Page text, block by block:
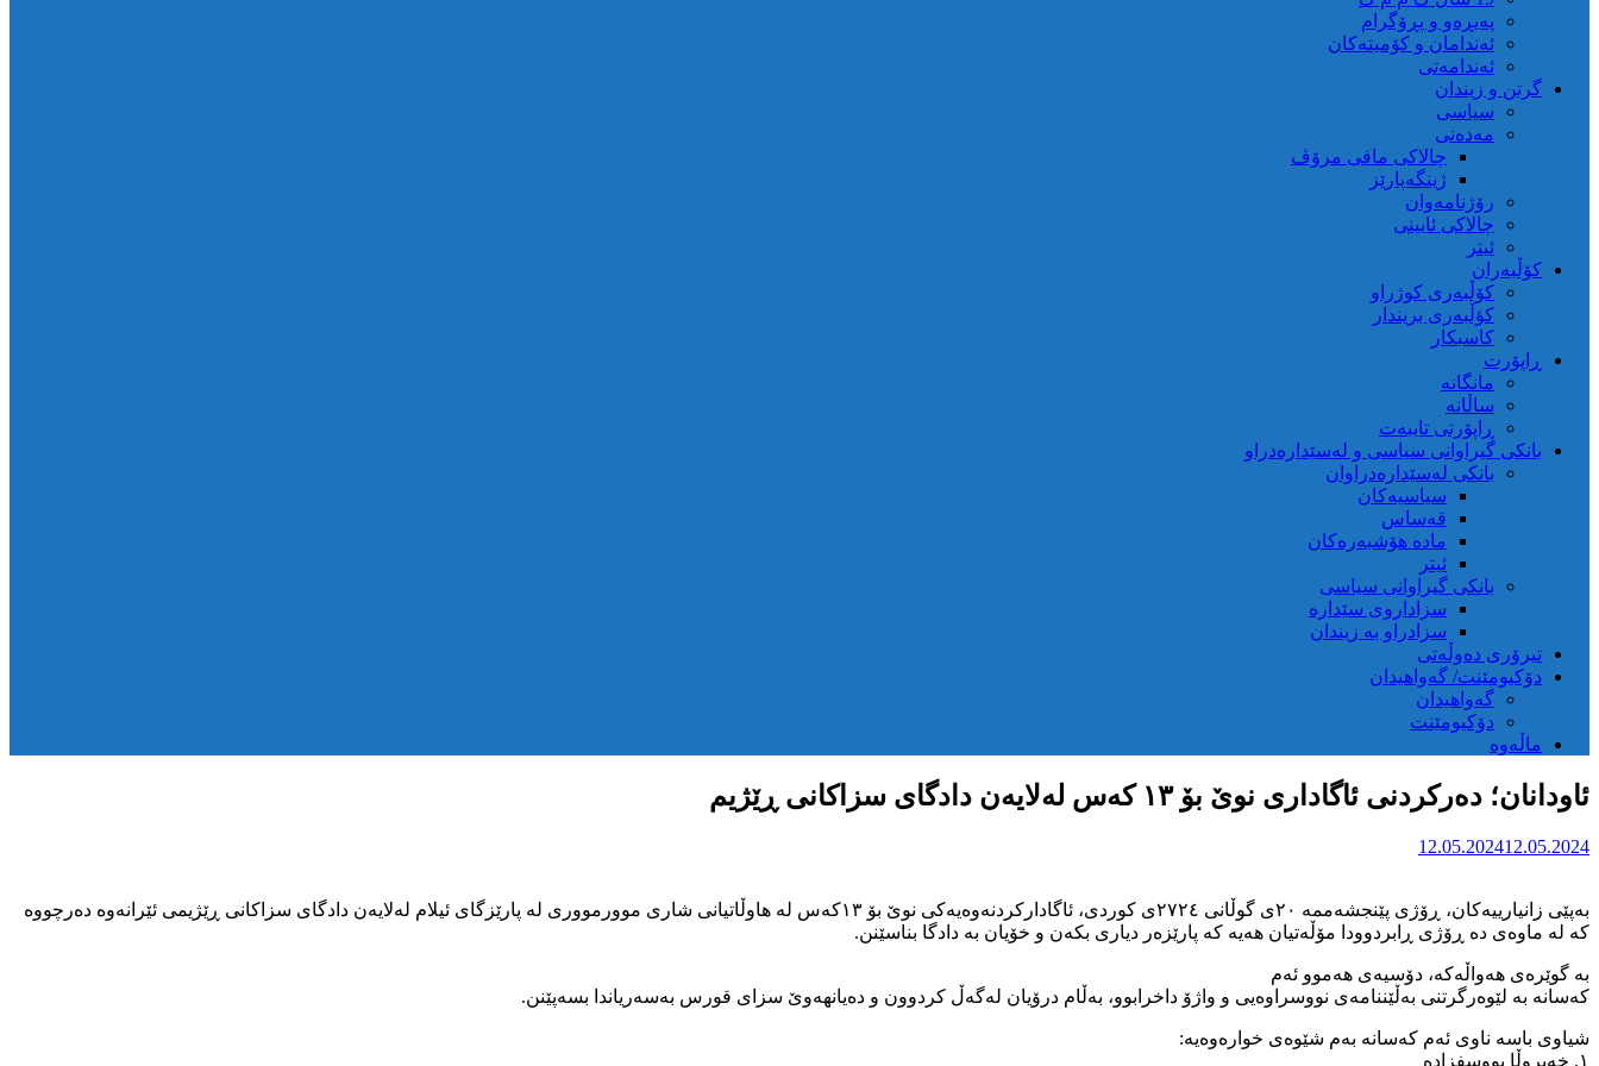
پەیڕەو و پڕۆگرام
ئەندامان و کۆمیتەکان
ئەندامەتی
گرتن و زیندان
سیاسی
مەدەنی
چالاکی مافی مرۆڤ
ژینگەپارێز
رۆژنامەوان
چالاکی ئایینی
ئیتر
کۆڵبەران
کۆڵبەری کوژراو
کؤڵبەری بریندار
کاسبکار
ڕاپۆرت
مانگانە
ساڵانە
ڕاپۆرتی تایبەت
بانکی گیراوانی سیاسی و لەسێدارەدراو
بانکی لەسێدارەدراوان
سیاسیەکان
قەساس
مادە هۆشبەرەکان
ئیتر
بانکی گیراوانی سیاسی
سزاداروی سێدارە
سزادراو بە زیندان
تیرۆری دەوڵەتی
دۆکیومێنت/ گەواهیدان
گەواهیدان
دۆکیومێنت
ماڵەوە
ئاودانان؛ دەرکردنی ئاگاداری نوێ بۆ ١٣ کەس لەلایەن دادگای سزاکانی ڕێژیم
12.05.202412.05.2024
بەپێی زانیارییەکان، ڕۆژی پێنجشەممە ٢٠ی گوڵانی ٢٧٢٤ی کوردی، ئاگادارکردنەوەیەکی نوێ بۆ ١٣کەس لە هاوڵاتیانی شاری موورمووری لە پارێزگای ئیلام لەلایەن دادگای سزاکانی ڕێژیمی ئێرانەوە دەرچووە
کە لە ماوەی دە ڕۆژی ڕابردوودا مۆڵەتیان هەیە کە پارێزەر دیاری بکەن و خۆیان بە دادگا بناسێنن.
بە گوێرەی هەواڵەکە، دۆسیەی هەموو ئەم
کەسانە بە لێوەرگرتنی بەڵێننامەی نووسراوەیی و واژۆ داخرابوو، بەڵام درۆیان لەگەڵ کردوون و دەیانهەوێ سزای قورس بەسەریاندا بسەپێنن.
شیاوی باسە ناوی ئەم کەسانە بەم شێوەی خوارەوەیە:
١. خەیروڵا یووسفزادە